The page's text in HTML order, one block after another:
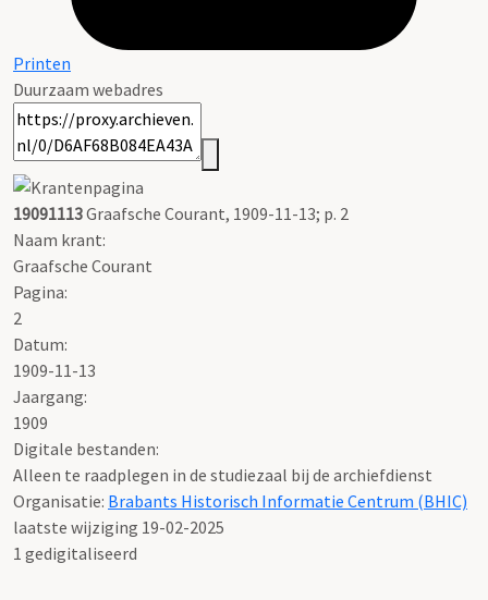
Printen
Duurzaam webadres
19091113Graafsche Courant, 1909-11-13; p. 2
Naam krant:
Graafsche Courant
Pagina:
2
Datum:
1909-11-13
Jaargang:
1909
Digitale bestanden:
Alleen te raadplegen in de studiezaal bij de archiefdienst
Organisatie: Brabants Historisch Informatie Centrum (BHIC)
laatste wijziging 19-02-2025
1 gedigitaliseerd